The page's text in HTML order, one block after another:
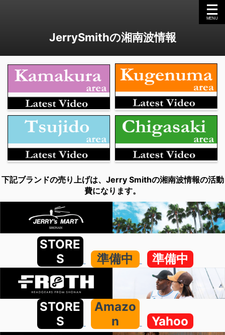
JerrySmithの湘南波情報
下記ブランドの売り上げは、Jerry Smithの湘南波情報の活動
費になります。
STORE
S
準備中 準備中
STORE
S
Amazo
n
Yahoo